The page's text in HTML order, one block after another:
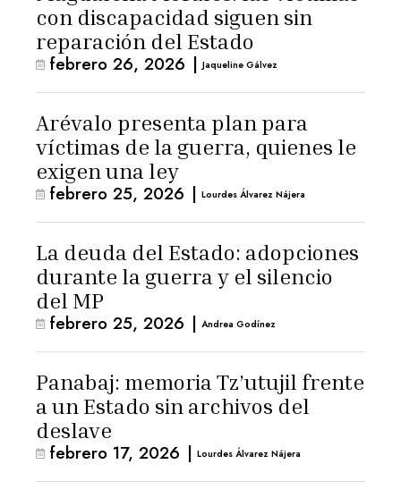
con discapacidad siguen sin
reparación del Estado
febrero 26, 2026 | Jaqueline Gálvez
Arévalo presenta plan para
víctimas de la guerra, quienes le
exigen una ley
febrero 25, 2026 | Lourdes Álvarez Nájera
La deuda del Estado: adopciones
durante la guerra y el silencio
del MP
febrero 25, 2026 | Andrea Godínez
Panabaj: memoria Tz’utujil frente
a un Estado sin archivos del
deslave
febrero 17, 2026 | Lourdes Álvarez Nájera